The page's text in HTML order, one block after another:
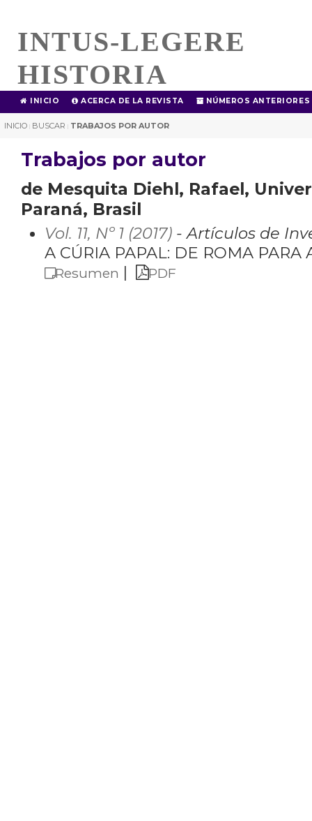
INTUS-LEGERE
HISTORIA
INICIO ACERCA DE LA REVISTA NÚMEROS ANTERIORES
INICIO | BUSCAR | TRABAJOS POR AUTOR
Trabajos por autor
de Mesquita Diehl, Rafael,
Paraná, Brasil
Vol. 11, Nº 1 (2017)- Artículos de
A CÚRIA PAPAL: DE ROMA PARA
Resumen | PDF